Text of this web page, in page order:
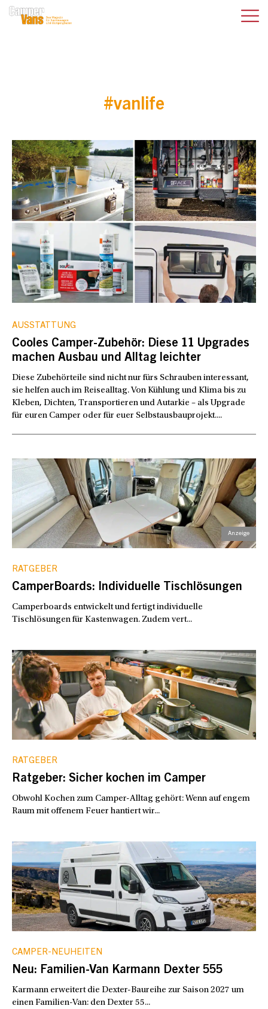
#vanlife
AUSSTATTUNG
Cooles Camper-Zubehör: Diese 11 Upgrades
machen Ausbau und Alltag leichter
Diese Zubehörteile sind nicht nur fürs Schrauben interessant,
sie helfen auch im Reisealltag. Von Kühlung und Klima bis zu
Kleben, Dichten, Transportieren und Autarkie – als Upgrade
für euren Camper oder für euer Selbstausbauprojekt....
RATGEBER
CamperBoards: Individuelle Tischlösungen
Camperboards entwickelt und fertigt individuelle
Tischlösungen für Kastenwagen. Zudem vert...
RATGEBER
Ratgeber: Sicher kochen im Camper
Obwohl Kochen zum Camper-Alltag gehört: Wenn auf engem
Raum mit offenem Feuer hantiert wir...
CAMPER-NEUHEITEN
Neu: Familien-Van Karmann Dexter 555
Karmann erweitert die Dexter-Baureihe zur Saison 2027 um
einen Familien-Van: den Dexter 55...